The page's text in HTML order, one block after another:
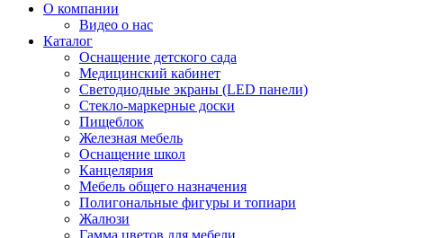
О компании
Видео о нас
Каталог
Оснащение детского сада
Медицинский кабинет
Светодиодные экраны (LED панели)
Стекло-маркерные доски
Пищеблок
Железная мебель
Оснащение школ
Канцелярия
Мебель общего назначения
Полигональные фигуры и топиари
Жалюзи